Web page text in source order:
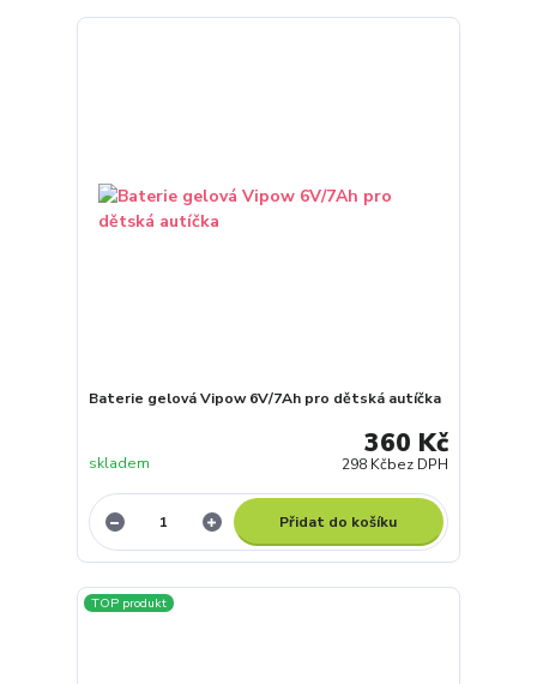
Baterie gelová Vipow 6V/7Ah pro dětská autíčka
360 Kč
298 Kčbez DPH
skladem
Přidat do košíku
TOP produkt